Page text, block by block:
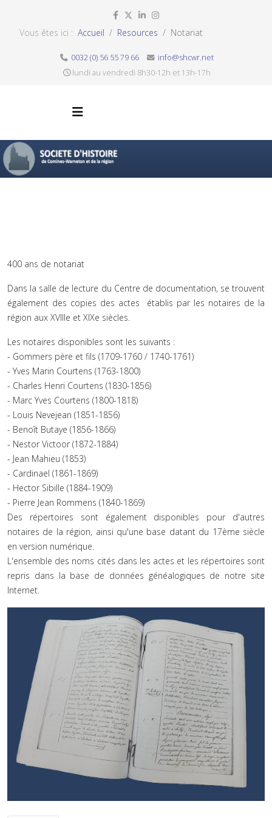
Vous êtes ici : Accueil Resources Notariat
0032 (0) 56 55 79 66
info@shcwr.net
lundi au vendredi 8h30-12h et 13h-17h
400 ans de notariat
Dans la salle de lecture du Centre de documentation, se trouvent
également des copies des actes établis par les notaires de la
région aux XVIIIe et XIXe siècles.
Les notaires disponibles sont les suivants :
- Gommers père et fils (1709-1760 / 1740-1761)
- Yves Marin Courtens (1763-1800)
- Charles Henri Courtens (1830-1856)
- Marc Yves Courtens (1800-1818)
- Louis Nevejean (1851-1856)
- Benoît Butaye (1856-1866)
- Nestor Victoor (1872-1884)
- Jean Mahieu (1853)
- Cardinael (1861-1869)
- Hector Sibille (1884-1909)
- Pierre Jean Rommens (1840-1869)
Des répertoires sont également disponibles pour d'autres
notaires de la région, ainsi qu'une base datant du 17ème siècle
en version numérique.
L'ensemble des noms cités dans les actes et les répertoires sont
repris dans la base de données généalogiques de notre site
Internet.